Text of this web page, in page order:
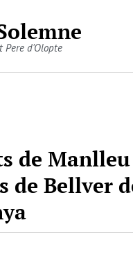
Pere d'Olopte
de
de Bellver